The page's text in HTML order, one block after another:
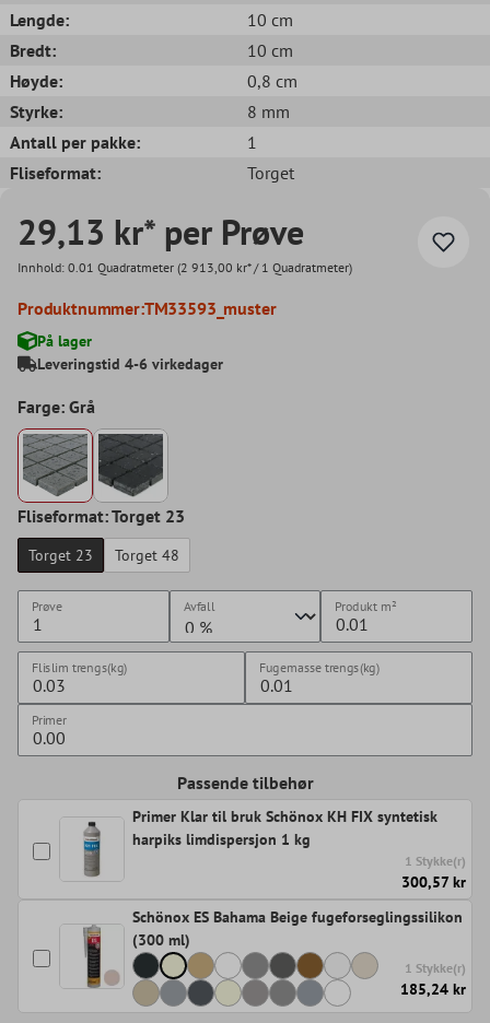
Lengde:
10 cm
Bredt:
10 cm
Høyde:
0,8 cm
Styrke:
8 mm
Antall per pakke:
1
Fliseformat:
Torget
29,13 kr* per Prøve
Innhold: 0.01 Quadratmeter (2 913,00 kr* / 1 Quadratmeter)
Produktnummer:TM33593_muster
På lager
Leveringstid 4-6 virkedager
Farge: Grå
Fliseformat: Torget 23
Torget 23 Torget 48
Prøve Avfall Produkt m²
Flislim trengs(kg) Fugemasse trengs(kg)
Primer
Passende tilbehør
Primer Klar til bruk Schönox KH FIX syntetisk
harpiks limdispersjon 1 kg
1 Stykke(r)
300,57 kr
Schönox ES Bahama Beige fugeforseglingssilikon
(300 ml)
1 Stykke(r)
185,24 kr